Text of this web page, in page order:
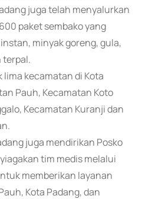
juga telah menyalurkan
paket sembako yang
minyak goreng, gula,
terpal.
kecamatan di Kota
Pauh, Kecamatan Koto
Kecamatan Kuranji dan
juga mendirikan Posko
tim medis melalui
memberikan layanan
Kota Padang, dan